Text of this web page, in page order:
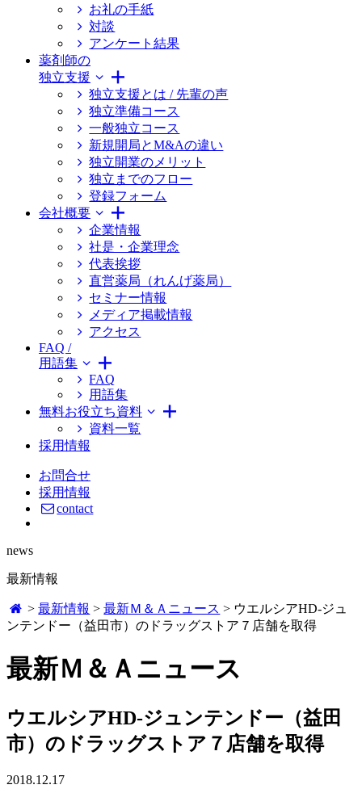
お礼の手紙
対談
アンケート結果
薬剤師の
独立支援
独立支援とは / 先輩の声
独立準備コース
一般独立コース
新規開局とM&Aの違い
独立開業のメリット
独立までのフロー
登録フォーム
会社概要
企業情報
社是・企業理念
代表挨拶
直営薬局（れんげ薬局）
セミナー情報
メディア掲載情報
アクセス
FAQ /
用語集
FAQ
用語集
無料お役立ち資料
資料一覧
採用情報
お問合せ
採用情報
contact
news
最新情報
>最新情報 >最新Ｍ＆Ａニュース > ウエルシアHD-ジュ
ンテンドー（益田市）のドラッグストア７店舗を取得
最新Ｍ＆Ａニュース
ウエルシアHD-ジュンテンドー（益田
市）のドラッグストア７店舗を取得
2018.12.17